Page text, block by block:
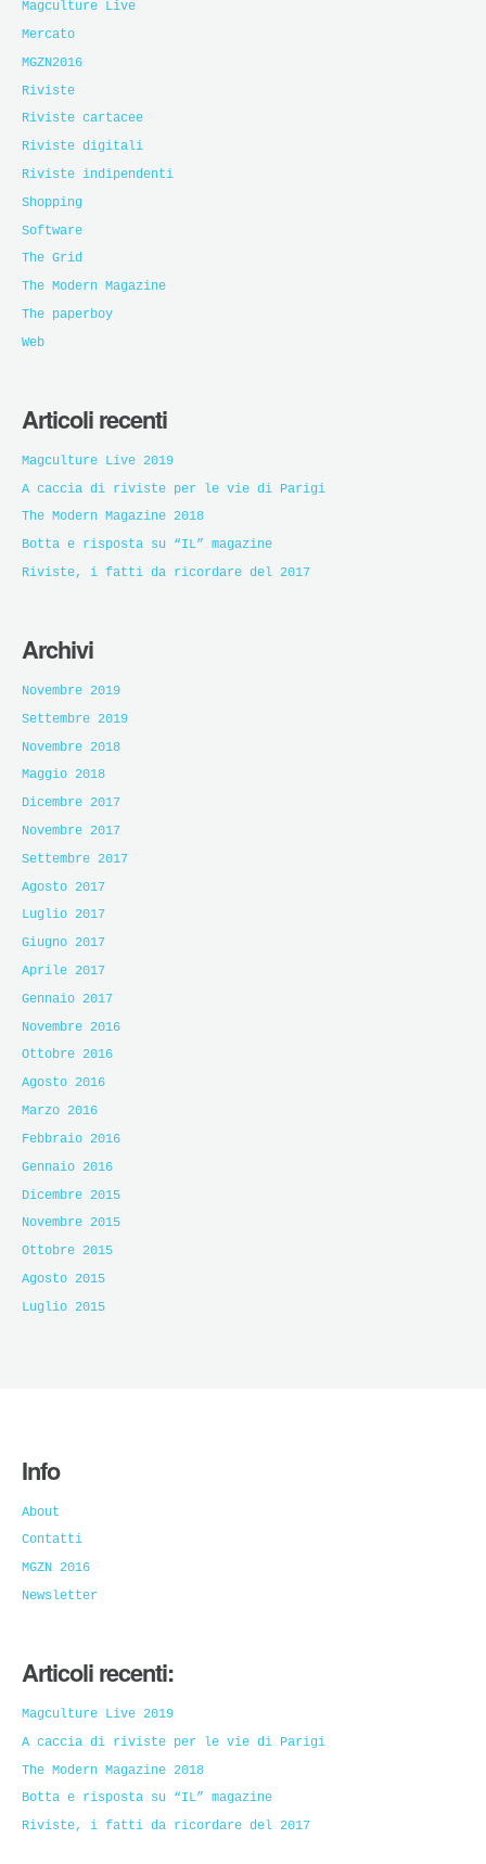
Magculture Live
Mercato
MGZN2016
Riviste
Riviste cartacee
Riviste digitali
Riviste indipendenti
Shopping
Software
The Grid
The Modern Magazine
The paperboy
Web
Articoli recenti
Magculture Live 2019
A caccia di riviste per le vie di Parigi
The Modern Magazine 2018
Botta e risposta su “IL” magazine
Riviste, i fatti da ricordare del 2017
Archivi
Novembre 2019
Settembre 2019
Novembre 2018
Maggio 2018
Dicembre 2017
Novembre 2017
Settembre 2017
Agosto 2017
Luglio 2017
Giugno 2017
Aprile 2017
Gennaio 2017
Novembre 2016
Ottobre 2016
Agosto 2016
Marzo 2016
Febbraio 2016
Gennaio 2016
Dicembre 2015
Novembre 2015
Ottobre 2015
Agosto 2015
Luglio 2015
Info
About
Contatti
MGZN 2016
Newsletter
Articoli recenti:
Magculture Live 2019
A caccia di riviste per le vie di Parigi
The Modern Magazine 2018
Botta e risposta su “IL” magazine
Riviste, i fatti da ricordare del 2017